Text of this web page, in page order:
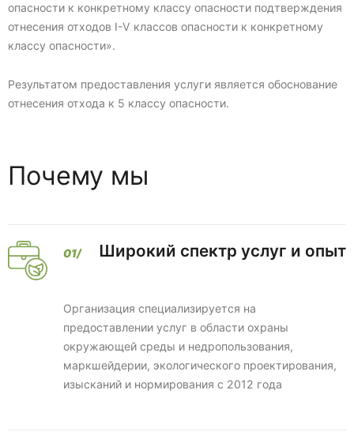
опасности к конкретному классу опасности подтверждения
отнесения отходов I-V классов опасности к конкретному
классу опасности».
Результатом предоставления услуги является обоснование
отнесения отхода к 5 классу опасности.
Почему мы
Широкий спектр услуг и опыт
Организация специализируется на
предоставлении услуг в области охраны
окружающей среды и недропользования,
маркшейдерии, экологического проектирования,
изысканий и нормирования с 2012 года